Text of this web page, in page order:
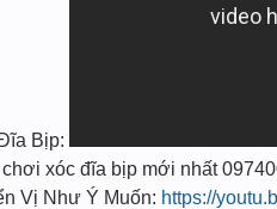
Bịp:
xóc đĩa bịp mới nhất
Vị Như Ý Muốn: https://